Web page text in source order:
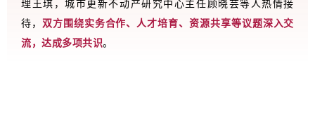
理王琪，城市更新不动产研究中心主任顾晓芸等人热情接
待， 双方围绕实务合作、人才培育、资源共享等议题深入交
流，达成多项共识。